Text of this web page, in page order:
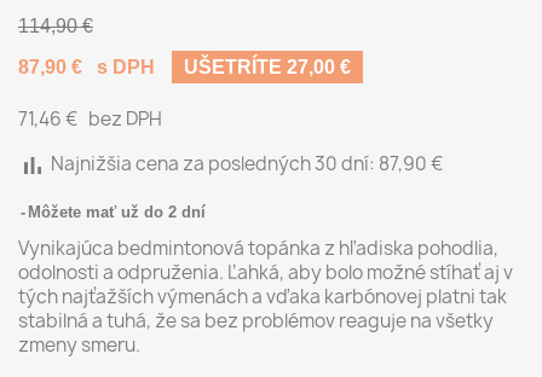
114,90 €
87,90 €
s DPH UŠETRÍTE 27,00 €
71,46 € bez DPH
bar_chart Najnižšia cena za posledných 30 dní: 87,90 €
Môžete mať už do 2 dní
Vynikajúca bedmintonová topánka z hľadiska pohodlia,
odolnosti a odpruženia. Ľahká, aby bolo možné stíhať aj v
tých najťažších výmenách a vďaka karbónovej platni tak
stabilná a tuhá, že sa bez problémov reaguje na všetky
zmeny smeru.